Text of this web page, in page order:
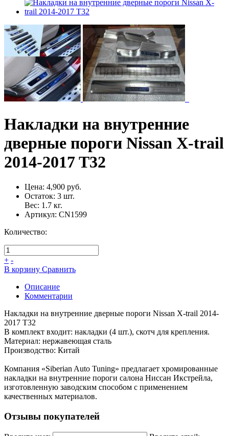
Накладки на внутренние
дверные пороги Nissan X-trail
2014-2017 T32
Цена: 4,900 руб.
Остаток: 3 шт.
Вес: 1.7 кг.
Артикул: CN1599
Количество:
+ -
В корзину Сравнить
Описание
Комментарии
Накладки на внутренние дверные пороги Nissan X-trail 2014-
2017 T32
В комплект входит: накладки (4 шт.), скотч для крепления.
Материал: нержавеющая сталь
Производство: Китай
Компания «Siberian Auto Tuning» предлагает хромированные
накладки на внутренние пороги салона Ниссан Икстрейла,
изготовленную заводским способом с применением
качественных материалов.
Отзывы покупателей